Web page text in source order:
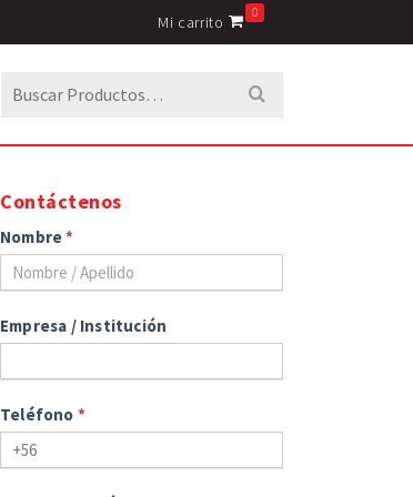
Mi carrito 0
Buscar
por:
Contáctenos
Nombre*
Empresa / Institución
Teléfono *